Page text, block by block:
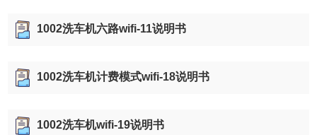
1002洗车机六路wifi-11说明书
1002洗车机计费模式wifi-18说明书
1002洗车机wifi-19说明书